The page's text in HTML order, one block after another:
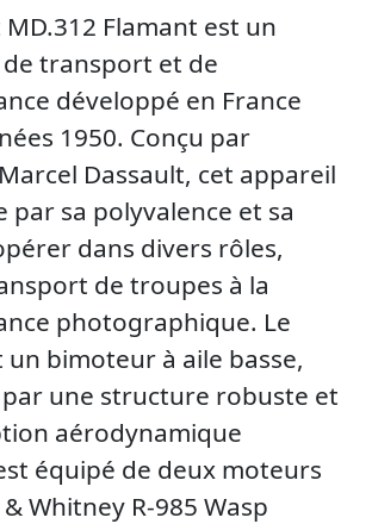
MD.312 Flamant est un
transport et de
développé en France
1950. Conçu par
Dassault, cet appareil
par sa polyvalence et sa
dans divers rôles,
de troupes à la
photographique. Le
un bimoteur à aile basse,
une structure robuste et
aérodynamique
équipé de deux moteurs
Whitney R-985 Wasp